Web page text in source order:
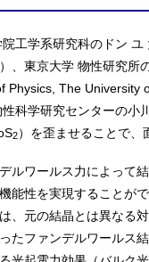
工学系研究科のドン
、東京大学 物性研究所
Physics, The University
科学研究センターの小
2）を歪ませることで、
ルワールス力によって
能性を実現することが
、元の結晶とは異なる
たファンデルワールス